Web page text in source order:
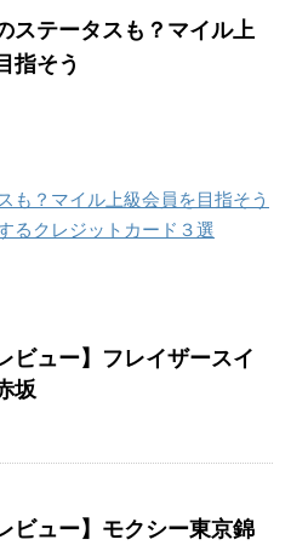
ステータスも？マイル上
指そう
も？マイル上級会員を目指そう
るクレジットカード３選
ビュー】フレイザースイ
坂
ビュー】モクシー東京錦